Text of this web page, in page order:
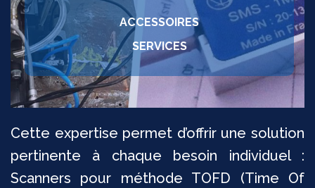
ACCESSOIRES
SERVICES
Cette expertise permet d’offrir une solution
pertinente à chaque besoin individuel :
Scanners pour méthode TOFD (Time Of